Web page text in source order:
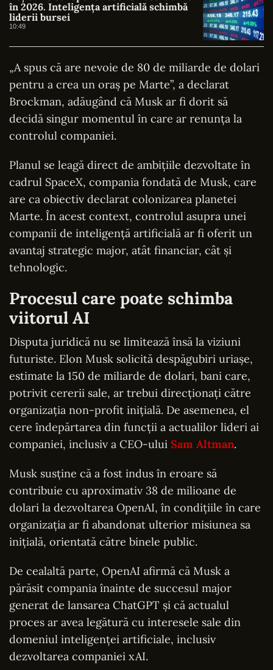
în 2026. Inteligența artificială schimbă
liderii bursei
10:49
„A spus că are nevoie de 80 de miliarde de dolari
pentru a crea un oraș pe Marte”, a declarat
Brockman, adăugând că Musk ar fi dorit să
decidă singur momentul în care ar renunța la
controlul companiei.
Planul se leagă direct de ambițiile dezvoltate în
cadrul SpaceX, compania fondată de Musk, care
are ca obiectiv declarat colonizarea planetei
Marte. În acest context, controlul asupra unei
companii de inteligență artificială ar fi oferit un
avantaj strategic major, atât financiar, cât și
tehnologic.
Procesul care poate schimba
viitorul AI
Disputa juridică nu se limitează însă la viziuni
futuriste. Elon Musk solicită despăgubiri uriașe,
estimate la 150 de miliarde de dolari, bani care,
potrivit cererii sale, ar trebui direcționați către
organizația non-profit inițială. De asemenea, el
cere îndepărtarea din funcții a actualilor lideri ai
companiei, inclusiv a CEO-ului Sam Altman.
Musk susține că a fost indus în eroare să
contribuie cu aproximativ 38 de milioane de
dolari la dezvoltarea OpenAI, în condițiile în care
organizația ar fi abandonat ulterior misiunea sa
inițială, orientată către binele public.
De cealaltă parte, OpenAI afirmă că Musk a
părăsit compania înainte de succesul major
generat de lansarea ChatGPT și că actualul
proces ar avea legătură cu interesele sale din
domeniul inteligenței artificiale, inclusiv
dezvoltarea companiei xAI.